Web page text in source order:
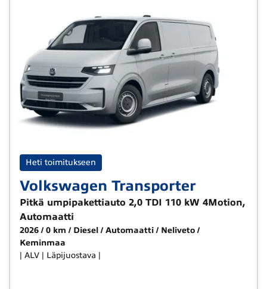
Heti toimitukseen
Volkswagen Transporter
Pitkä umpipakettiauto 2,0 TDI 110 kW 4Motion,
Automaatti
2026 0 km Diesel Automaatti
Neliveto
Keminmaa
| ALV | Läpijuostava |